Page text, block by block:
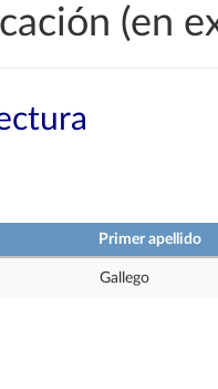
(en
Primer apellido
Gallego